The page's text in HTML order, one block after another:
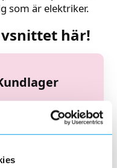
som är elektriker.
här!
– en
ha rätt material
binda upp eget
till butik. Hur